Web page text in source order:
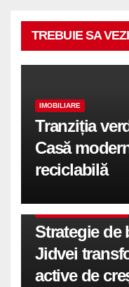
TREBUIE SA
IMOBILIARE
Tranziția
Casă
reciclabilă
Strategie de
Jidvei
active de